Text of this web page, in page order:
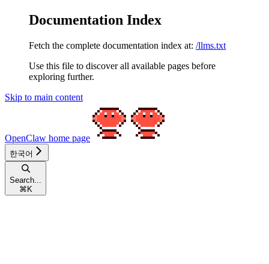
Documentation Index
Fetch the complete documentation index at: /llms.txt
Use this file to discover all available pages before
exploring further.
Skip to main content
OpenClaw home page
한국어
Search...
⌘ K